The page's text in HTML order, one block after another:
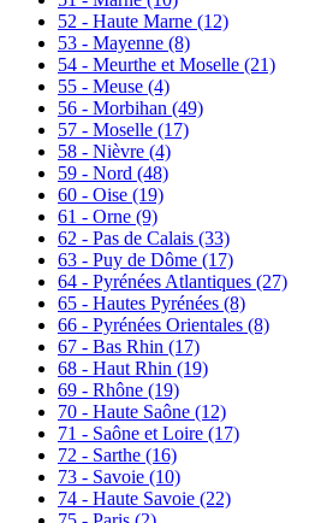
52 - Haute Marne (12)
53 - Mayenne (8)
54 - Meurthe et Moselle (21)
55 - Meuse (4)
56 - Morbihan (49)
57 - Moselle (17)
58 - Nièvre (4)
59 - Nord (48)
60 - Oise (19)
61 - Orne (9)
62 - Pas de Calais (33)
63 - Puy de Dôme (17)
64 - Pyrénées Atlantiques (27)
65 - Hautes Pyrénées (8)
66 - Pyrénées Orientales (8)
67 - Bas Rhin (17)
68 - Haut Rhin (19)
69 - Rhône (19)
70 - Haute Saône (12)
71 - Saône et Loire (17)
72 - Sarthe (16)
73 - Savoie (10)
74 - Haute Savoie (22)